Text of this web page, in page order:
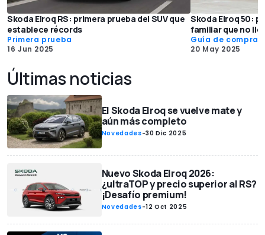
Skoda Elroq RS: primera prueba del SUV que
establece récords
Primera prueba
16 Jun 2025
Skoda Elroq 50:
familiar que no
Guía de compra
20 May 2025
Últimas noticias
El Skoda Elroq se vuelve mate y
aún más completo
Novedades-30 Dic 2025
Nuevo Skoda Elroq 2026:
¿ultraTOP y precio superior al RS?
¡Desafío premium!
Novedades-12 Oct 2025